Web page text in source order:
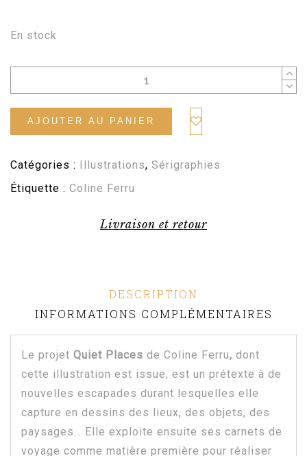
En stock
AJOUTER AU PANIER
Catégories : Illustrations, Sérigraphies
Étiquette : Coline Ferru
Livraison et retour
DESCRIPTION
INFORMATIONS COMPLÉMENTAIRES
Le projet Quiet Places de Coline Ferru, dont
cette illustration est issue, est un prétexte à de
nouvelles escapades durant lesquelles elle
capture en dessins des lieux, des objets, des
paysages… Elle exploite ensuite ses carnets de
voyage comme matière première pour réaliser